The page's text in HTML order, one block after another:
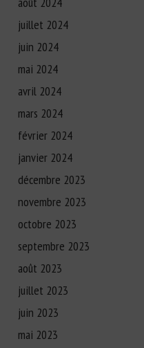
juillet 2024
juin 2024
mai 2024
avril 2024
mars 2024
février 2024
janvier 2024
décembre 2023
novembre 2023
octobre 2023
septembre 2023
août 2023
juillet 2023
juin 2023
mai 2023